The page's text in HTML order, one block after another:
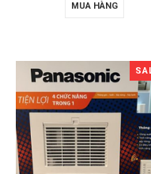
MUA HÀNG